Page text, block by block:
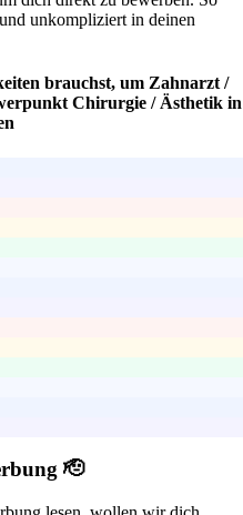
unkompliziert in deinen
brauchst, um Zahnarzt /
Chirurgie / Ästhetik in
🫡